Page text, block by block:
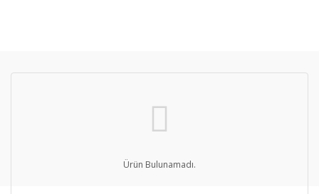
Ürün Bulunamadı.